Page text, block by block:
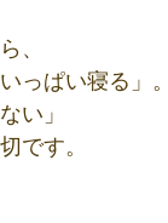
、
っぱい寝る」。
い」
です。